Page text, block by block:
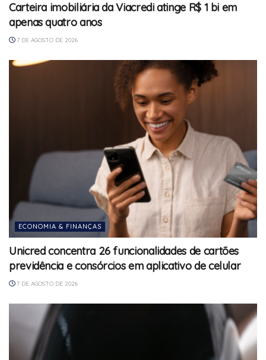
Carteira imobiliária da Viacredi atinge R$ 1 bi em
apenas quatro anos
7 DE AGOSTO DE 2026
ECONOMIA & FINANÇAS
Unicred concentra 26 funcionalidades de cartões
previdência e consórcios em aplicativo de celular
7 DE AGOSTO DE 2026